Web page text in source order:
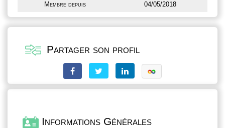
Membre depuis 04/05/2018
Partager son profil
Informations Générales